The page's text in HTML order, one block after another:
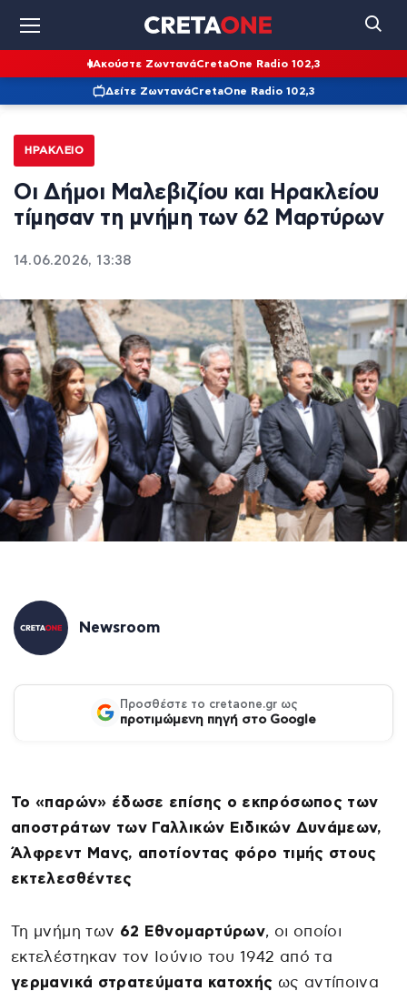
Ακούστε ΖωντανάCretaOne Radio 102,3
Δείτε ΖωντανάCretaOne Radio 102,3
ΗΡΆΚΛΕΙΟ
Οι Δήμοι Μαλεβιζίου και Ηρακλείου
τίμησαν τη μνήμη των 62 Μαρτύρων
14.06.2026, 13:38
Newsroom
Προσθέστε το cretaone.gr ως
προτιμώμενη πηγή στο Google
Το «παρών» έδωσε επίσης ο εκπρόσωπος των
αποστράτων των Γαλλικών Ειδικών Δυνάμεων,
Άλφρεντ Μανς, αποτίοντας φόρο τιμής στους
εκτελεσθέντες
Τη μνήμη των 62 Εθνομαρτύρων, οι οποίοι
εκτελέστηκαν τον Ιούνιο του 1942 από τα
γερμανικά στρατεύματα κατοχής ως αντίποινα